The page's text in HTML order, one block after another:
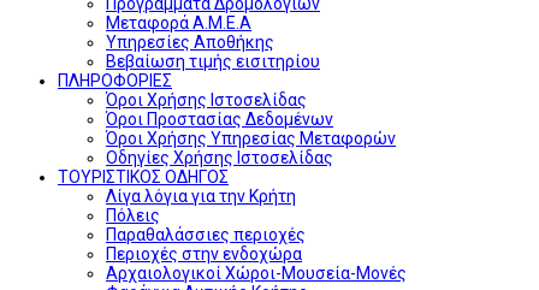
Μεταφορά Α.Μ.Ε.Α
Υπηρεσίες Αποθήκης
Βεβαίωση τιμής εισιτηρίου
ΠΛΗΡΟΦΟΡΙΕΣ
Όροι Χρήσης Ιστοσελίδας
Όροι Προστασίας Δεδομένων
Όροι Χρήσης Υπηρεσίας Μεταφορών
Οδηγίες Χρήσης Ιστοσελίδας
ΤΟΥΡΙΣΤΙΚΟΣ ΟΔΗΓΟΣ
Λίγα λόγια για την Κρήτη
Πόλεις
Παραθαλάσσιες περιοχές
Περιοχές στην ενδοχώρα
Αρχαιολογικοί Χώροι-Μουσεία-Μονές